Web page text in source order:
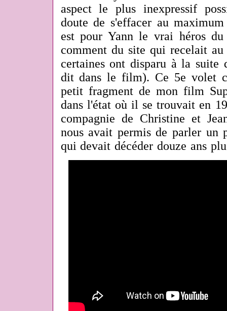
aspect le plus inexpressif
doute de s'effacer au
est pour Yann le vrai héros
comment du site qui recelait au
certaines ont disparu à la suite
dit dans le film). Ce 5e volet
petit fragment de mon film
dans l'état où il se trouvait en
compagnie de Christine et
nous avait permis de parler un
qui devait décéder douze ans